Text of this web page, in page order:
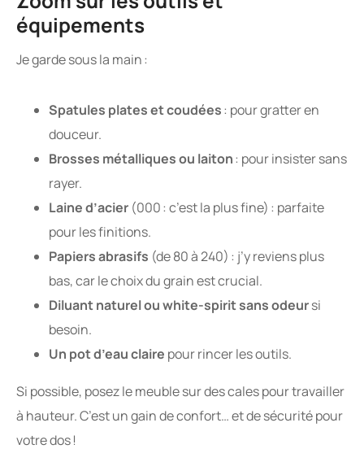
équipements
Je garde sous la main :
Spatules plates et coudées: pour gratter en
douceur.
Brosses métalliques ou laiton: pour insister sans
rayer.
Laine d’acier (000 : c’est la plus fine) : parfaite
pour les finitions.
Papiers abrasifs (de 80 à 240) : j’y reviens plus
bas, car le choix du grain est crucial.
Diluant naturel ou white-spirit sans odeursi
besoin.
Un pot d’eau claire pour rincer les outils.
Si possible, posez le meuble sur des cales pour travailler
à hauteur. C’est un gain de confort… et de sécurité pour
votre dos !